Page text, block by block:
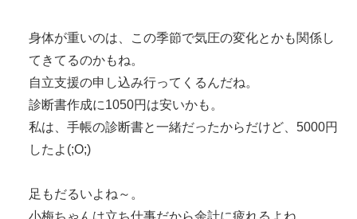
身体が重いのは、この季節で気圧の変化とかも関係し
てきてるのかもね。
自立支援の申し込み行ってくるんだね。
診断書作成に1050円は安いかも。
私は、手帳の診断書と一緒だったからだけど、5000円
したよ(;O;)
足もだるいよね～。